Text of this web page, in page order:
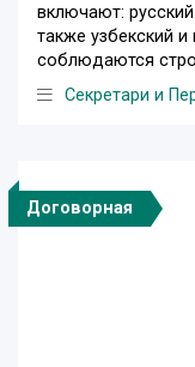
включают:
также узбекский
соблюдаются
Секретари и
Договорная